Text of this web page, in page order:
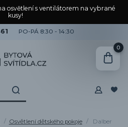
osvětlení s ventilátorem na vybrané
kusy!
PO-PÁ 8:30 - 14:30
0
Osvětlení dětského pokoje
Dalber